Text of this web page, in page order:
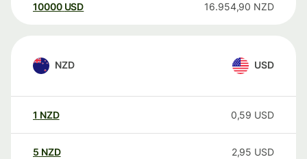
10000 USD 16.954,90 NZD
NZD USD
1 NZD 0,59 USD
5 NZD 2,95 USD